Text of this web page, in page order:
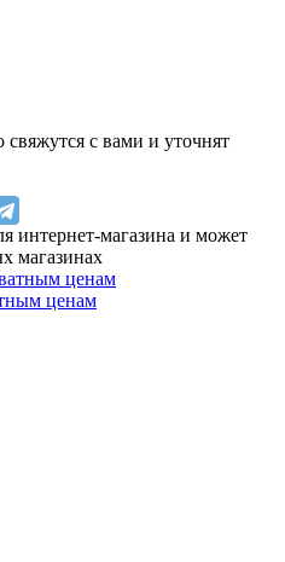
с вами и уточнят
интернет-магазина и может
магазинах
ценам